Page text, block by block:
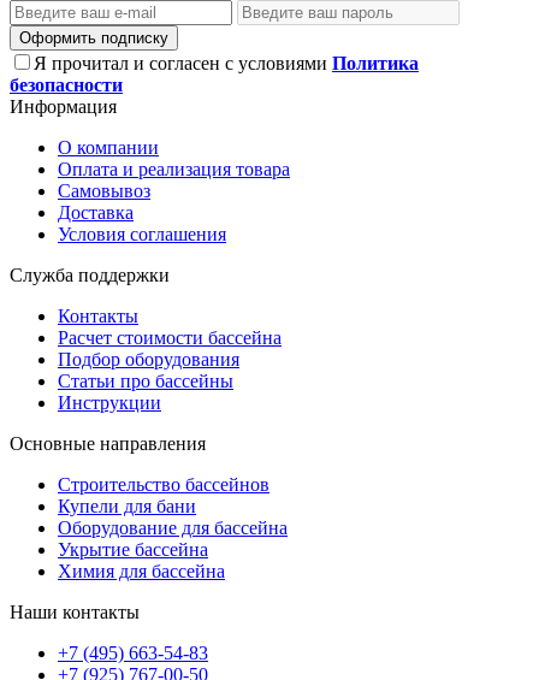
Оформить подписку
Я прочитал и согласен с условиями Политика
безопасности
Информация
О компании
Оплата и реализация товара
Самовывоз
Доставка
Условия соглашения
Служба поддержки
Контакты
Расчет стоимости бассейна
Подбор оборудования
Статьи про бассейны
Инструкции
Основные направления
Строительство бассейнов
Купели для бани
Оборудование для бассейна
Укрытие бассейна
Химия для бассейна
Наши контакты
+7 (495) 663-54-83
+7 (925) 767-00-50